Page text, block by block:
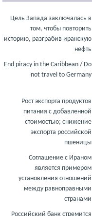
Цель Запада заключалась в
том, чтобы повторить
историю, разграбив иранскую
нефть
End piracy in the Caribbean / Do
not travel to Germany
Рост экспорта продуктов
питания с добавленной
стоимостью; снижение
экспорта российской
пшеницы
Соглашение с Ираном
является примером
установления отношений
между равноправными
странами
Российский банк стремится